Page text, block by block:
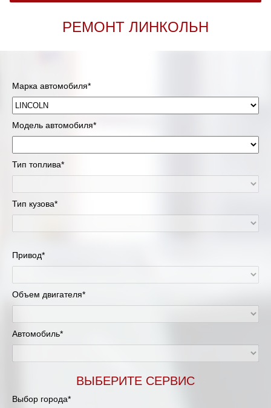
РЕМОНТ ЛИНКОЛЬН
Марка автомобиля*
Модель автомобиля*
Тип топлива*
Тип кузова*
Привод*
Объем двигателя*
Автомобиль*
ВЫБЕРИТЕ СЕРВИС
Выбор города*